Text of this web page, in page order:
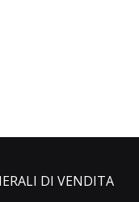
DI VENDITA